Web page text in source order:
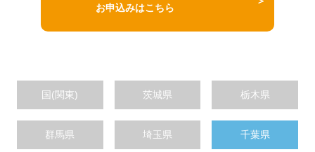
お申込みはこちら
国(関東) 茨城県 栃木県
群馬県 埼玉県 千葉県